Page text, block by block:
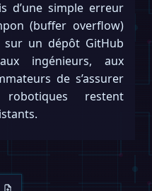
d’une simple erreur
(buffer overflow)
un dépôt GitHub
ingénieurs, aux
de s’assurer
restent